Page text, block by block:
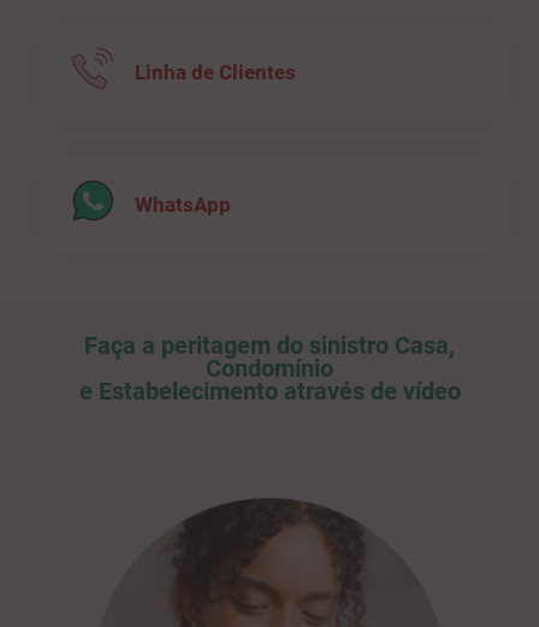
Linha de Clientes
WhatsApp
Faça a peritagem do sinistro Casa,
Condomínio
e Estabelecimento através de vídeo